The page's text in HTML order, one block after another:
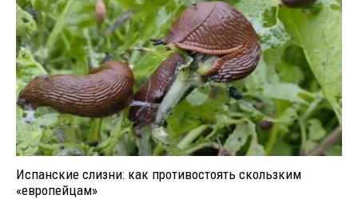
Испанские слизни: как противостоять скользким
«европейцам»